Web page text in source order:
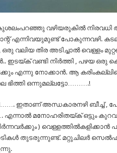
വഴിയരുകിൽ
എന്നിവയുമുണ്ട് പോകുന്നവഴി.
ഒരു വലിയ തിര അടിച്ചാൽ വെള്ളം
ഇടയ്ക് വണ്ടി നിർത്തി , പഴയ ഒരു
എന്നു നോക്കാൻ. ആ
ഭിത്തി ഒന്നുമല്ലട്ടോ……….!
ഇതാണ് അന്ധകാരനഴി ബീച്ച്
മനോഹരിതയ്ക് ഒട്ടും
) വെള്ളത്തിൽകളിക്കാൻ
തുടരുന്നുണ്ട്. മറ്റുചിലർ